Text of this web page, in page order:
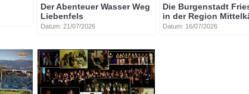
Der Abenteuer Wasser Weg
Liebenfels
Datum: 21/07/2026
Die Burgenstadt
in der Region
Datum: 16/07/2026